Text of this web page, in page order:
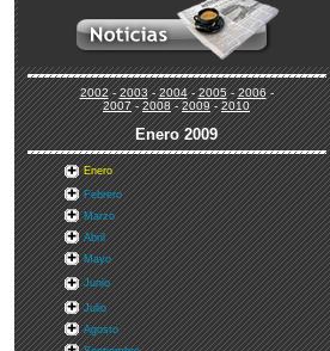
2002-2003-2004-2005-2006-
2007-2008-2009-2010
Enero2009
Enero
Febrero
Marzo
Abril
Mayo
Junio
Julio
Agosto